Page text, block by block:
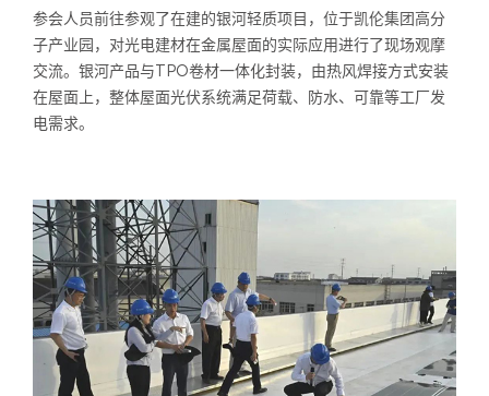
参会人员前往参观了在建的银河轻质项目，位于凯伦集团高分
子产业园，对光电建材在金属屋面的实际应用进行了现场观摩
交流。银河产品与TPO卷材一体化封装，由热风焊接方式安装
在屋面上，整体屋面光伏系统满足荷载、防水、可靠等工厂发
电需求。